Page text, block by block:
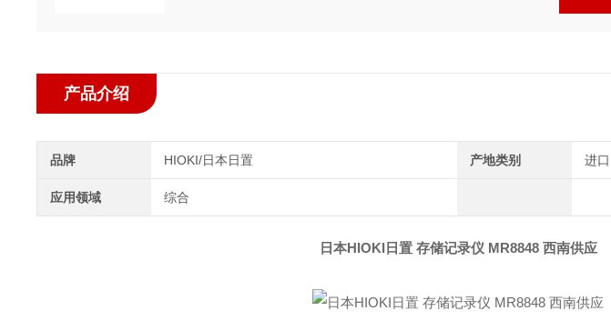
产品介绍
品牌 HIOKI/日本日置 产地类别 进口
应用领域 综合
日本HIOKI日置 存储记录仪 MR8848 西南供应